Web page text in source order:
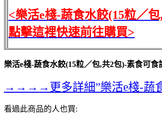
<樂活e棧-蔬食水餃(15粒／
點擊這裡快速前往購買>
樂活e棧-蔬食水餃(15粒／包,共2包)-素食可食
→→→→更多詳細”樂活e棧-蔬
看過此商品的人也買: